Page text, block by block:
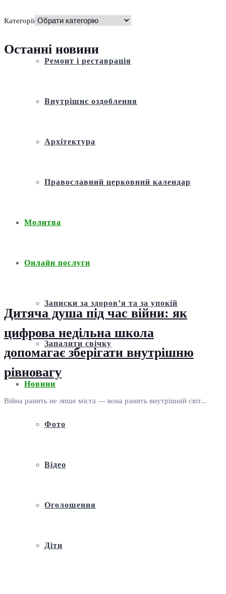
Історія
Ремонт і реставрація
Внутрішнє оздоблення
Архітектура
Православний церковний календар
Молитва
Онлайн послуги
Записки за здоров’я та за упокій
Запалити свічку
Новини
Фото
Відео
Оголошення
Діти
Категорії
Останні новини
Дитяча душа під час війни: як
цифрова недільна школа
допомагає зберігати внутрішню
рівновагу
Війна ранить не лише міста — вона ранить внутрішній світ...